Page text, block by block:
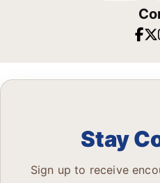
Stay
Sign up to receive